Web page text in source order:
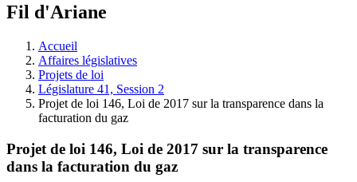
à
législative.
Fil d'Ariane
Accueil
Affaires législatives
Projets de loi
Législature 41, Session 2
Projet de loi 146, Loi de 2017 sur la transparence dans la
facturation du gaz
Projet de loi 146, Loi de 2017 sur la transparence
dans la facturation du gaz